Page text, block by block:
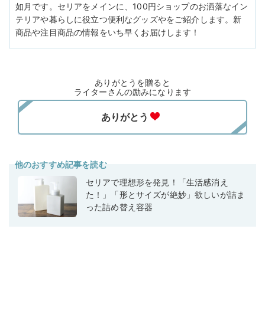
如月です。セリアをメインに、100円ショップのお洒落なイン
テリアや暮らしに役立つ便利なグッズやをご紹介します。新
商品や注目商品の情報をいち早くお届けします！
ありがとうを贈ると
ライターさんの励みになります
他のおすすめ記事を読む
セリアで理想形を発見！「生活感消え
た！」「形とサイズが絶妙」欲しいが詰ま
った詰め替え容器